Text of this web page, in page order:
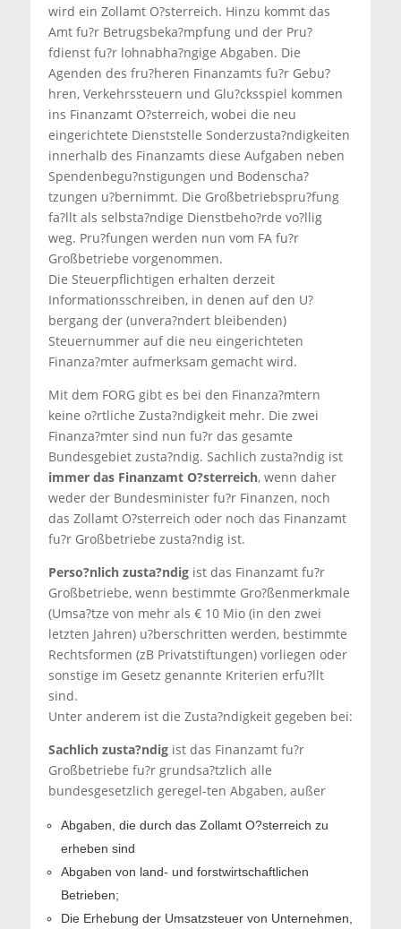
wird ein Zollamt O?sterreich. Hinzu kommt das
Amt fu?r Betrugsbeka?mpfung und der Pru?
fdienst fu?r lohnabha?ngige Abgaben. Die
Agenden des fru?heren Finanzamts fu?r Gebu?
hren, Verkehrssteuern und Glu?cksspiel kommen
ins Finanzamt O?sterreich, wobei die neu
eingerichtete Dienststelle Sonderzusta?ndigkeiten
innerhalb des Finanzamts diese Aufgaben neben
Spendenbegu?nstigungen und Bodenscha?
tzungen u?bernimmt. Die Großbetriebspru?fung
fa?llt als selbsta?ndige Dienstbeho?rde vo?llig
weg. Pru?fungen werden nun vom FA fu?r
Großbetriebe vorgenommen.
Die Steuerpflichtigen erhalten derzeit
Informationsschreiben, in denen auf den U?
bergang der (unvera?ndert bleibenden)
Steuernummer auf die neu eingerichteten
Finanza?mter aufmerksam gemacht wird.
Mit dem FORG gibt es bei den Finanza?mtern
keine o?rtliche Zusta?ndigkeit mehr. Die zwei
Finanza?mter sind nun fu?r das gesamte
Bundesgebiet zusta?ndig. Sachlich zusta?ndig ist
immer das Finanzamt O?sterreich, wenn daher
weder der Bundesminister fu?r Finanzen, noch
das Zollamt O?sterreich oder noch das Finanzamt
fu?r Großbetriebe zusta?ndig ist.
Perso?nlich zusta?ndigist das Finanzamt fu?r
Großbetriebe, wenn bestimmte Gro?ßenmerkmale
(Umsa?tze von mehr als € 10 Mio (in den zwei
letzten Jahren) u?berschritten werden, bestimmte
Rechtsformen (zB Privatstiftungen) vorliegen oder
sonstige im Gesetz genannte Kriterien erfu?llt
sind.
Unter anderem ist die Zusta?ndigkeit gegeben bei:
Sachlich zusta?ndigist das Finanzamt fu?r
Großbetriebe fu?r grundsa?tzlich alle
bundesgesetzlich geregel-ten Abgaben, außer
Abgaben, die durch das Zollamt O?sterreich zu
erheben sind
Abgaben von land- und forstwirtschaftlichen
Betrieben;
Die Erhebung der Umsatzsteuer von Unternehmen,